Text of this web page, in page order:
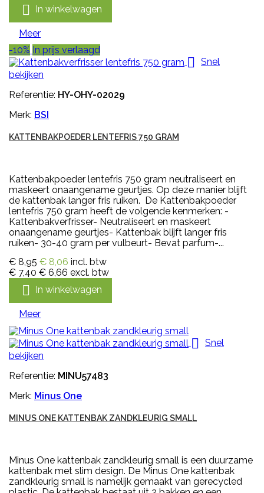
 In winkelwagen
Meer
-10% In prijs verlaagd
 Snel
bekijken
Referentie: HY-OHY-02029
Merk: BSI
KATTENBAKPOEDER LENTEFRIS 750 GRAM
Kattenbakpoeder lentefris 750 gram neutraliseert en
maskeert onaangename geurtjes. Op deze manier blijft
de kattenbak langer fris ruiken. De Kattenbakpoeder
lentefris 750 gram heeft de volgende kenmerken: -
Kattenbakverfrisser- Neutraliseert en maskeert
onaangename geurtjes- Kattenbak blijft langer fris
ruiken- 30-40 gram per vulbeurt- Bevat parfum-...
€ 8,95 € 8,06 incl. btw
€ 7,40 € 6,66 excl. btw
 In winkelwagen
Meer
 Snel
bekijken
Referentie: MINU57483
Merk: Minus One
MINUS ONE KATTENBAK ZANDKLEURIG SMALL
Minus One kattenbak zandkleurig small is een duurzame
kattenbak met slim design. De Minus One kattenbak
zandkleurig small is namelijk gemaakt van gerecycled